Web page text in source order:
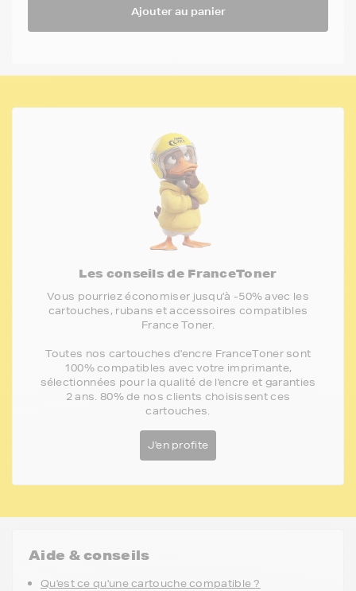
Ajouter au panier
Les conseils de FranceToner
Vous pourriez économiser jusqu'à -50% avec les
cartouches, rubans et accessoires compatibles
France Toner.
Toutes nos cartouches d'encre FranceToner sont
100% compatibles avec votre imprimante,
sélectionnées pour la qualité de l'encre et garanties
2 ans. 80% de nos clients choisissent ces
cartouches.
J'en profite
Aide & conseils
Qu'est ce qu'une cartouche compatible ?